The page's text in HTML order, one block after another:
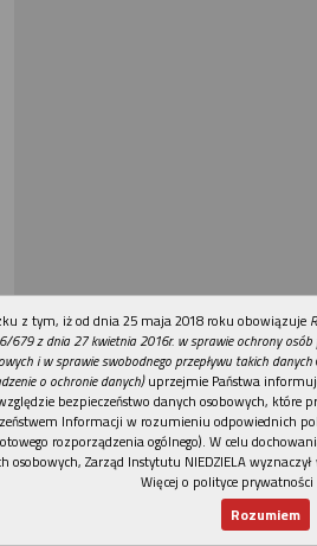
z tym, iż od dnia 25 maja 2018 roku obowiązuje
679 z dnia 27 kwietnia 2016r. w sprawie ochrony
i w sprawie swobodnego przepływu takich danych
o ochronie danych)uprzejmie Państwa
bezpieczeństwo danych osobowych, które
Informacji w rozumieniu odpowiednich
rozporządzenia ogólnego). W celu
osobowych, Zarząd Instytutu NIEDZIELA
Więcej o polityce prywatności
Rozumiem